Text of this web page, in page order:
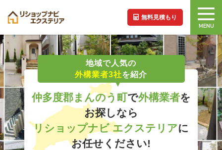
無料見積もり
MENU
地域で人気の
外構業者3社を紹介
仲多度郡まんのう町で外構業者を
お探しなら
リショップナビ エクステリアに
お任せください!